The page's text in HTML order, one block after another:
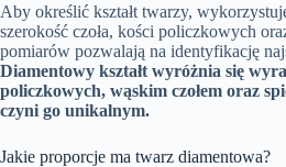
Aby określić kształt twarzy,
szerokość czoła, kości policzkowych
pomiarów pozwalają na identyfikację
Diamentowy kształt wyróżnia się
policzkowych, wąskim czołem oraz
czyni go unikalnym.
Jakie proporcje ma twarz diamentowa?